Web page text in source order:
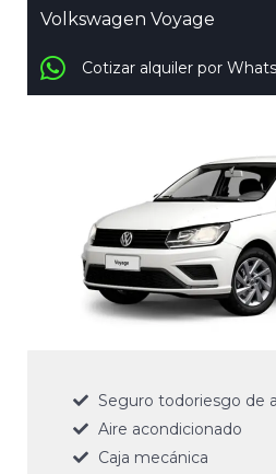
Volkswagen Voyage
Cotizar alquiler por
Seguro todoriesgo de
Aire acondicionado
Caja mecánica